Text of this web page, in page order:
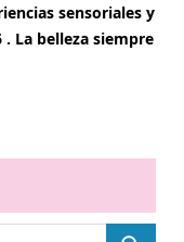
sensoriales y
La belleza siempre